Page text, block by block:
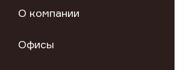
О компании
Офисы